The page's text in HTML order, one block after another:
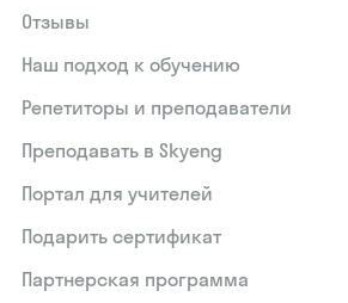
Отзывы
Наш подход к обучению
Репетиторы и преподаватели
Преподавать в Skyeng
Портал для учителей
Подарить сертификат
Партнерская программа